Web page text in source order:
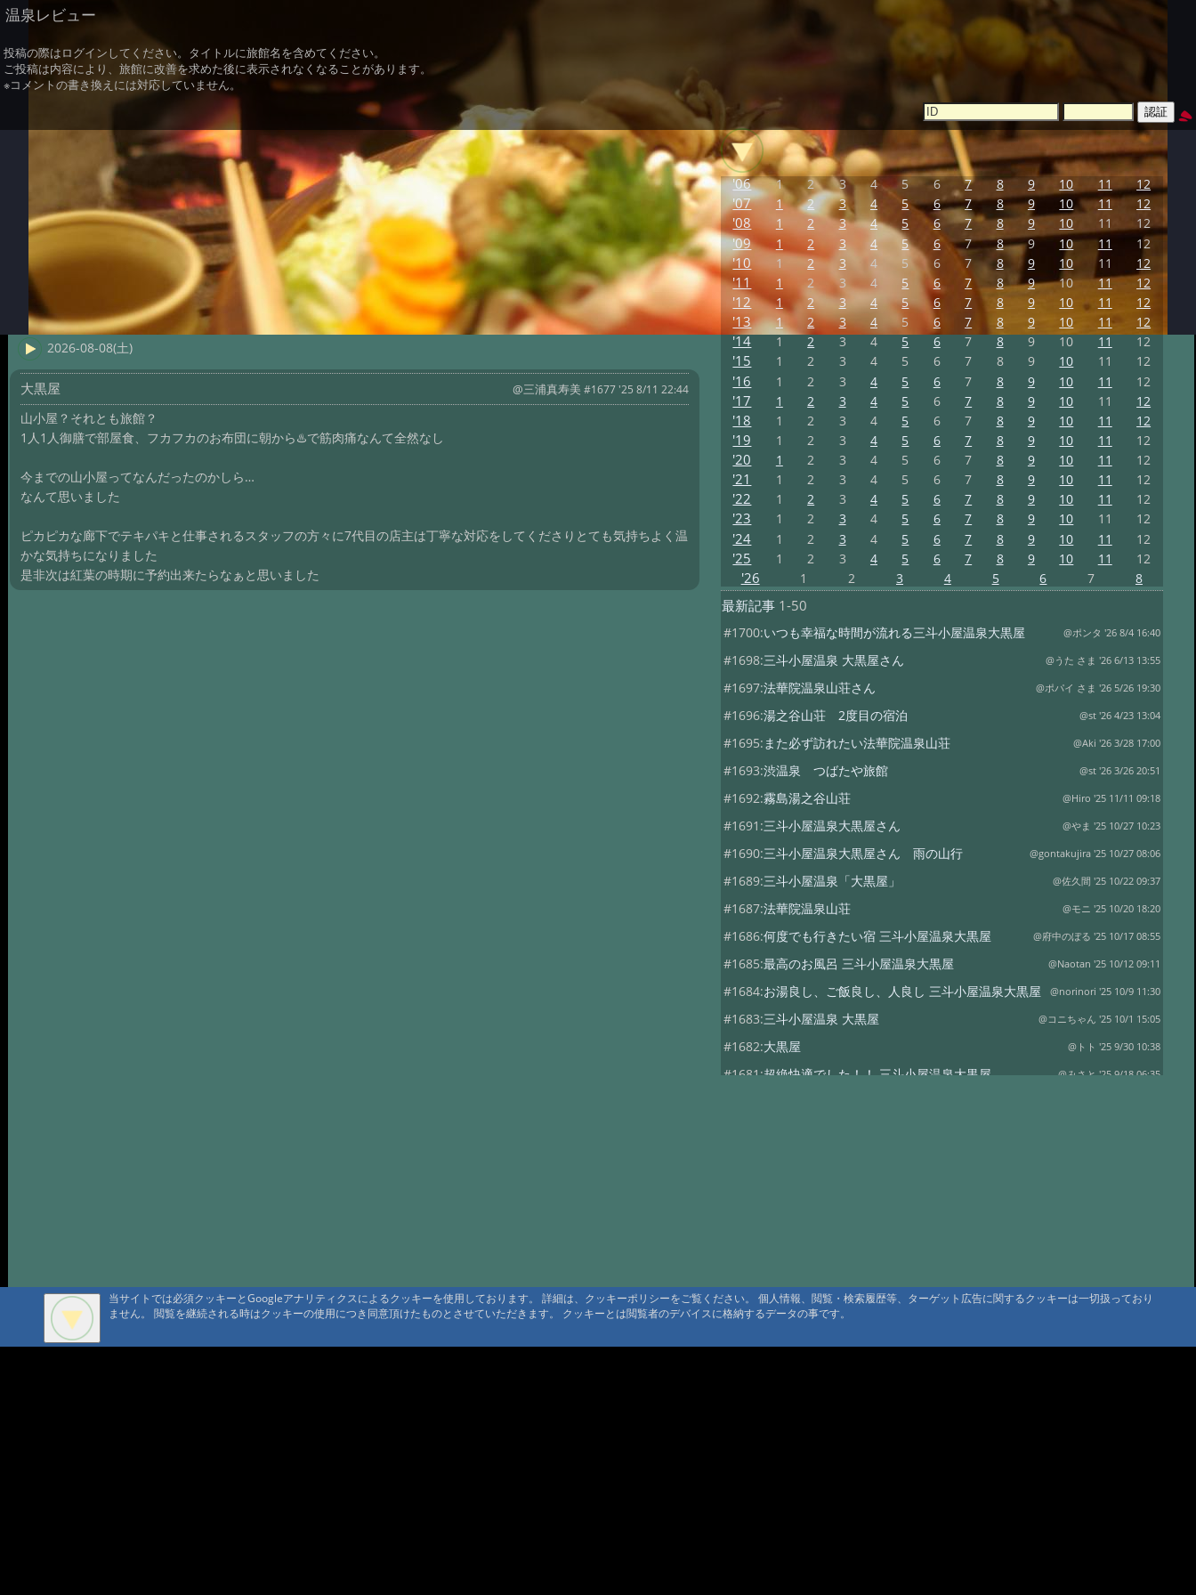
温泉レビュー
投稿の際はログインしてください。タイトルに旅館名を含めてください。
ご投稿は内容により、旅館に改善を求めた後に表示されなくなることがあります。
※コメントの書き換えには対応していません。
2026-08-08(土)
大黒屋 @三浦真寿美 #1677 '25 8/11 22:44
山小屋？それとも旅館？
1人1人御膳で部屋食、フカフカのお布団に朝から♨️で筋肉痛なんて全然なし
今までの山小屋ってなんだったのかしら…
なんて思いました
ピカピカな廊下でテキパキと仕事されるスタッフの方々に7代目の店主は丁寧な対応をしてくださりとても気持ちよく温
かな気持ちになりました
是非次は紅葉の時期に予約出来たらなぁと思いました
'06 1 2 3 4 5 6 7 8 9 10 11 12
'07 1 2 3 4 5 6 7 8 9 10 11 12
'08 1 2 3 4 5 6 7 8 9 10 11 12
'09 1 2 3 4 5 6 7 8 9 10 11 12
'10 1 2 3 4 5 6 7 8 9 10 11 12
'11 1 2 3 4 5 6 7 8 9 10 11 12
'12 1 2 3 4 5 6 7 8 9 10 11 12
'13 1 2 3 4 5 6 7 8 9 10 11 12
'14 1 2 3 4 5 6 7 8 9 10 11 12
'15 1 2 3 4 5 6 7 8 9 10 11 12
'16 1 2 3 4 5 6 7 8 9 10 11 12
'17 1 2 3 4 5 6 7 8 9 10 11 12
'18 1 2 3 4 5 6 7 8 9 10 11 12
'19 1 2 3 4 5 6 7 8 9 10 11 12
'20 1 2 3 4 5 6 7 8 9 10 11 12
'21 1 2 3 4 5 6 7 8 9 10 11 12
'22 1 2 3 4 5 6 7 8 9 10 11 12
'23 1 2 3 4 5 6 7 8 9 10 11 12
'24 1 2 3 4 5 6 7 8 9 10 11 12
'25 1 2 3 4 5 6 7 8 9 10 11 12
'26 1 2 3 4 5 6 7 8
最新記事1-50
#1700:いつも幸福な時間が流れる三斗小屋温泉大黒屋 @ポンタ '26 8/4 16:40
#1698:三斗小屋温泉 大黒屋さん @うた さま '26 6/13 13:55
#1697:法華院温泉山荘さん @ポパイ さま '26 5/26 19:30
#1696:湯之谷山荘 2度目の宿泊 @st '26 4/23 13:04
#1695:また必ず訪れたい法華院温泉山荘 @Aki '26 3/28 17:00
#1693:渋温泉 つばたや旅館 @st '26 3/26 20:51
#1692:霧島湯之谷山荘 @Hiro '25 11/11 09:18
#1691:三斗小屋温泉大黒屋さん @やま '25 10/27 10:23
#1690:三斗小屋温泉大黒屋さん 雨の山行 @gontakujira '25 10/27 08:06
#1689:三斗小屋温泉「大黒屋」 @佐久間 '25 10/22 09:37
#1687:法華院温泉山荘 @モニ '25 10/20 18:20
#1686:何度でも行きたい宿 三斗小屋温泉大黒屋 @府中のぼる '25 10/17 08:55
#1685:最高のお風呂 三斗小屋温泉大黒屋 @Naotan '25 10/12 09:11
#1684:お湯良し、ご飯良し、人良し 三斗小屋温泉大黒屋 @norinori '25 10/9 11:30
#1683:三斗小屋温泉 大黒屋 @コニちゃん '25 10/1 15:05
#1682:大黒屋 @トト '25 9/30 10:38
#1681:超絶快適でした！！ 三斗小屋温泉大黒屋 @みさと '25 9/18 06:35
#1673:tabitappy 三斗小屋温泉大黒屋 @tabitappy '25 6/22 23:01
#1672:癒しの空間_法華院温泉山荘
#1670:民宿たなべ @ゆり さま '25 5/27 21:02
当サイトでは必須クッキーとGoogleアナリティクスによるクッキーを使用しております。 詳細は、クッキーポリシーをご覧ください。 個人情報、閲覧・検索履歴等、ターゲット広告に関するクッキーは一切扱っており
ません。 閲覧を継続される時はクッキーの使用につき同意頂けたものとさせていただきます。 クッキーとは閲覧者のデバイスに格納するデータの事です。